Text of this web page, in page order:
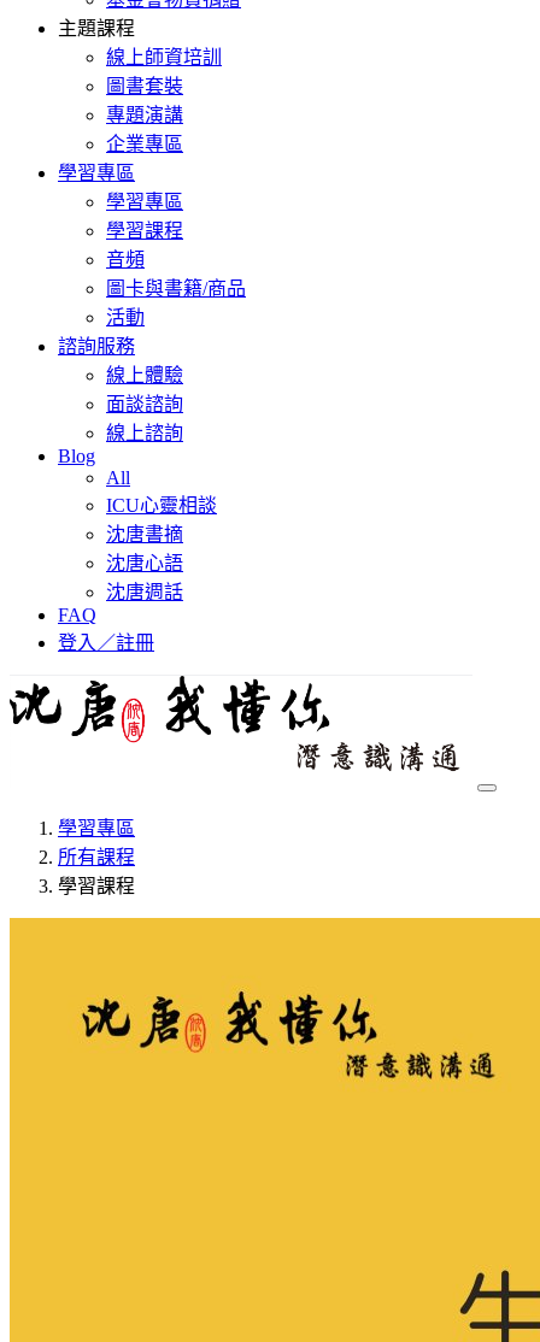
主題課程
線上師資培訓
圖書套裝
專題演講
企業專區
學習專區
學習專區
學習課程
音頻
圖卡與書籍/商品
活動
諮詢服務
線上體驗
面談諮詢
線上諮詢
Blog
All
ICU心靈相談
沈唐書摘
沈唐心語
沈唐週話
FAQ
登入／註冊
學習專區
所有課程
學習課程